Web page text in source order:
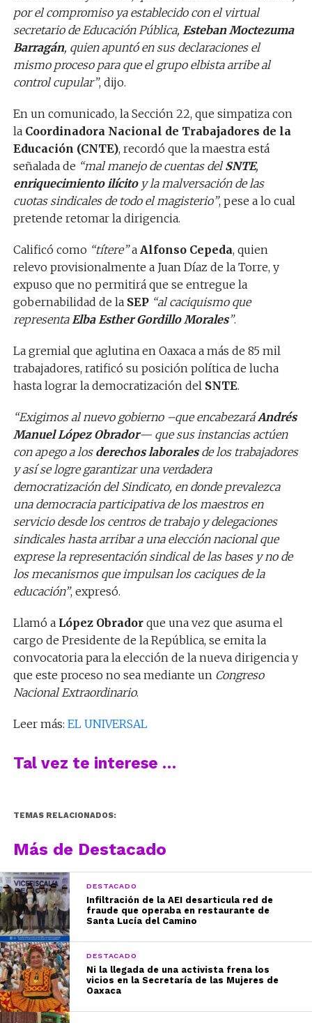
por el compromiso ya establecido con el virtual
secretario de Educación Pública, Esteban Moctezuma
Barragán, quien apuntó en sus declaraciones el
mismo proceso para que el grupo elbista arribe al
control cupular”, dijo.
En un comunicado, la Sección 22, que simpatiza con
la Coordinadora Nacional de Trabajadores de la
Educación (CNTE), recordó que la maestra está
señalada de “mal manejo de cuentas del SNTE,
enriquecimiento ilícitoy la malversación de las
cuotas sindicales de todo el magisterio”, pese a lo cual
pretende retomar la dirigencia.
Calificó como “títere”a Alfonso Cepeda, quien
relevo provisionalmente a Juan Díaz de la Torre, y
expuso que no permitirá que se entregue la
gobernabilidad de la SEP “al caciquismo que
representaElba Esther Gordillo Morales”.
La gremial que aglutina en Oaxaca a más de 85 mil
trabajadores, ratificó su posición política de lucha
hasta lograr la democratización del SNTE.
“Exigimos al nuevo gobierno –que encabezaráAndrés
Manuel López Obrador— que sus instancias actúen
con apego a los derechos laboralesde los trabajadores
y así se logre garantizar una verdadera
democratización del Sindicato, en donde prevalezca
una democracia participativa de los maestros en
servicio desde los centros de trabajo y delegaciones
sindicales hasta arribar a una elección nacional que
exprese la representación sindical de las bases y no de
los mecanismos que impulsan los caciques de la
educación”, expresó.
Llamó a López Obradorque una vez que asuma el
cargo de Presidente de la República, se emita la
convocatoria para la elección de la nueva dirigencia y
que este proceso no sea mediante un Congreso
Nacional Extraordinario.
Leer más: EL UNIVERSAL
Tal vez te interese …
TEMAS RELACIONADOS:
Más de Destacado
DESTACADO
Infiltración de la AEI desarticula red de
fraude que operaba en restaurante de
Santa Lucía del Camino
DESTACADO
Ni la llegada de una activista frena los
vicios en la Secretaría de las Mujeres de
Oaxaca